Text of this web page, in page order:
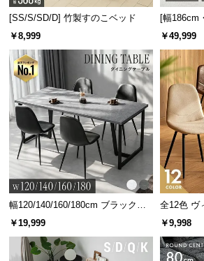
機能的なヘッドボード
文庫本や時計などが置けるワイドな
トや照明も付いて機能性抜群です。
[SS/S/SD/D] 竹製すのこベッド
￥8,999
[幅186cm
人掛けソ
￥49,999
幅120/140/160/180cm ブラックフ
レーム ダイニング 大理石調 4人掛
￥19,999
全12色 ヴ
ズシェル
￥9,998